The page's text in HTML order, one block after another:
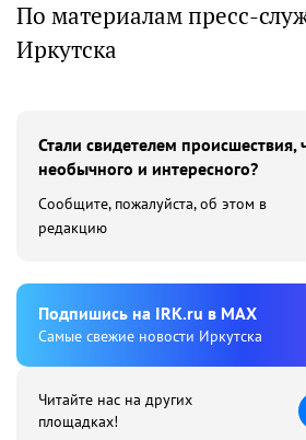
По материалам пресс-
Иркутска
Стали свидетелем происшествия,
необычного и интересного?
Сообщите, пожалуйста, об этом в
редакцию
Подпишиcь на IRK.ru в MAX
Cамые свежие новости Иркутска
Читайте нас на других
площадках!